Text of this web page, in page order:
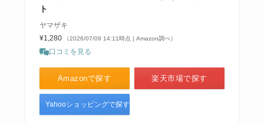
ト
ヤマザキ
¥1,280
（2026/07/09 14:11時点 | Amazon調べ）
口コミを見る
Amazonで探す 楽天市場で探す
Yahooショッピングで探す